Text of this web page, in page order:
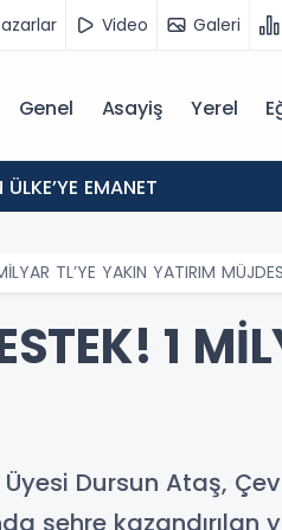
Video Galeri
Genel Asayiş Yerel
EMANET
TL’YE YAKIN YATIRIM
1
Dursun Ataş,
şehre